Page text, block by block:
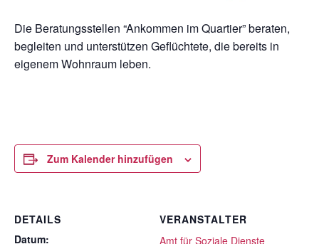
Die Beratungsstellen “Ankommen im Quartier” beraten,
begleiten und unterstützen Geflüchtete, die bereits in
eigenem Wohnraum leben.
Zum Kalender hinzufügen
DETAILS
Datum:
VERANSTALTER
Amt für Soziale Dienste